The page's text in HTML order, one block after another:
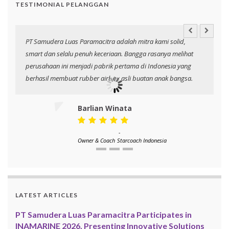
TESTIMONIAL PELANGGAN
PT Samudera Luas Paramacitra adalah mitra kami solid,
smart dan selalu penuh keceriaan. Bangga rasanya melihat
perusahaan ini menjadi pabrik pertama di Indonesia yang
berhasil membuat rubber airbag asli buatan anak bangsa.
Barlian Winata
Owner & Coach
-
Starcoach Indonesia
LATEST ARTICLES
PT Samudera Luas Paramacitra Participates in
INAMARINE 2026, Presenting Innovative Solutions